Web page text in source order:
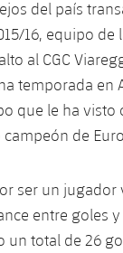
del país
16, equipo
al CGC
temporada
que le ha
de
ser un
entre goles
total de 26